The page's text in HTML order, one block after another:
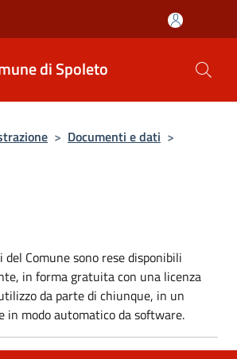
di Spoleto
> Documenti e dati >
Comune sono rese disponibili
in forma gratuita con una licenza
da parte di chiunque, in un
in modo automatico da software.